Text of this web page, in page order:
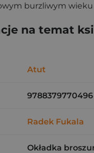
burzliwym
na temat
Atut
9788379770496
Radek Fukala
Okładka